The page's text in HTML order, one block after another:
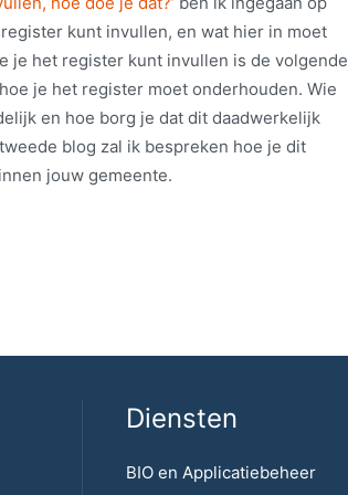
kunt invullen, en wat hier in moet
je het register kunt invullen is de volgende
je het register moet onderhouden. Wie
en hoe borg je dat dit daadwerkelijk
blog zal ik bespreken hoe je dit
jouw gemeente.
Diensten
BIO en Applicatiebeheer